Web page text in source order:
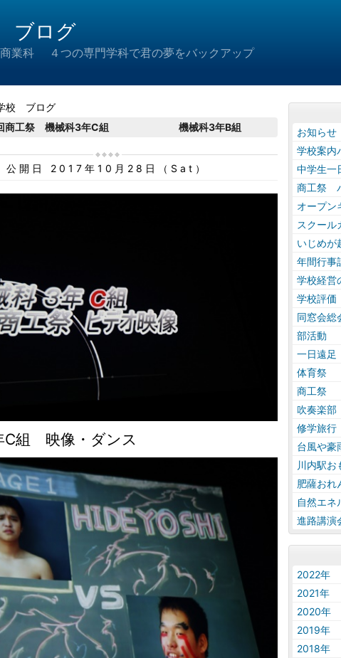
ブログ
科 ４つの専門学科で君の夢をバックアップ
校 ブログ
商工祭 機械科3年C組 機械科3年B組
公開日 2017年10月28日（Sat）
C組 映像・ダンス
お知らせ
学校案内
中学生一
商工祭
オープン
スクール
いじめが
年間行事
学校経営
学校評価
同窓会総
部活動
一日遠足
体育祭
商工祭
吹奏楽
修学旅行
台風や豪
川内駅お
肥薩おれ
自然エネ
進路講演
2022年
2021年
2020年
2019年
2018年